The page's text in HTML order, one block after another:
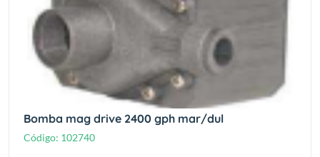
Bomba mag drive 2400 gph mar/dul
Código: 102740